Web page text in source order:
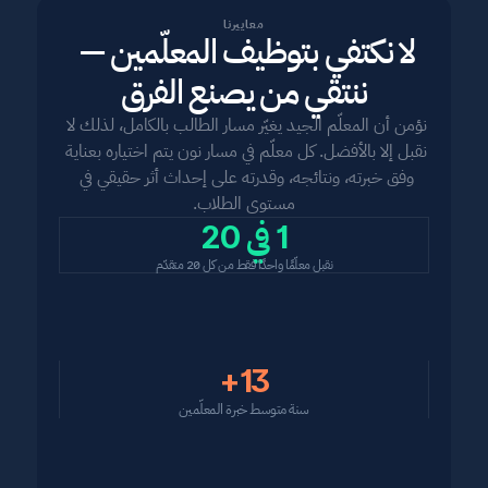
معاييرنا
ننتقي من يصنع الفرق
مستوى الطلاب.
1 في 20
نقبل معلّمًا واحدًا فقط من كل 20 متقدّم
+13
سنة متوسط خبرة المعلّمين